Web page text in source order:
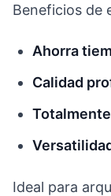
Beneficios de
Ahorra
Calidad
Ideal para